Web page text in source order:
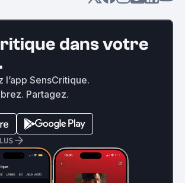
dans votre
l’app SensCritique.
Partagez.